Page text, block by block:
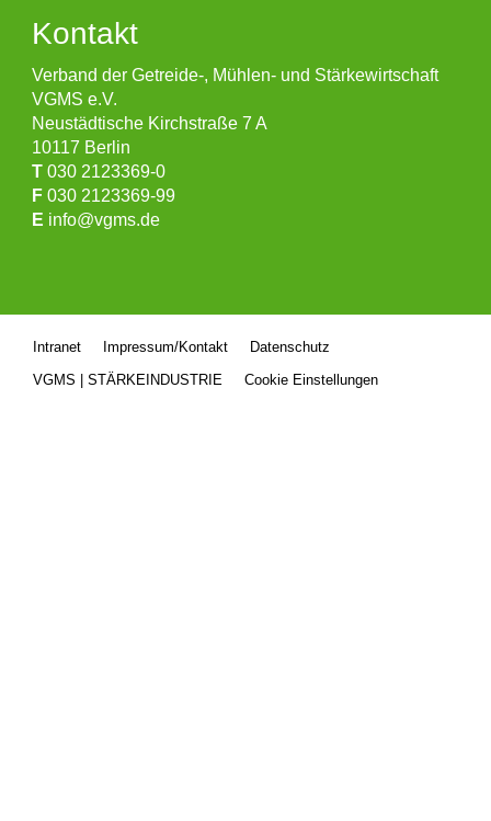
Kontakt
Verband der Getreide-, Mühlen- und Stärkewirtschaft
VGMS e.V.
Neustädtische Kirchstraße 7 A
10117 Berlin
T 030 2123369-0
F 030 2123369-99
E info@vgms.de
Intranet Impressum/Kontakt
Datenschutz
VGMS | STÄRKEINDUSTRIE
Cookie Einstellungen